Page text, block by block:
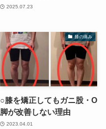
2025.07.23
膝の痛み
○膝を矯正してもガニ股・O
脚が改善しない理由
2023.04.01